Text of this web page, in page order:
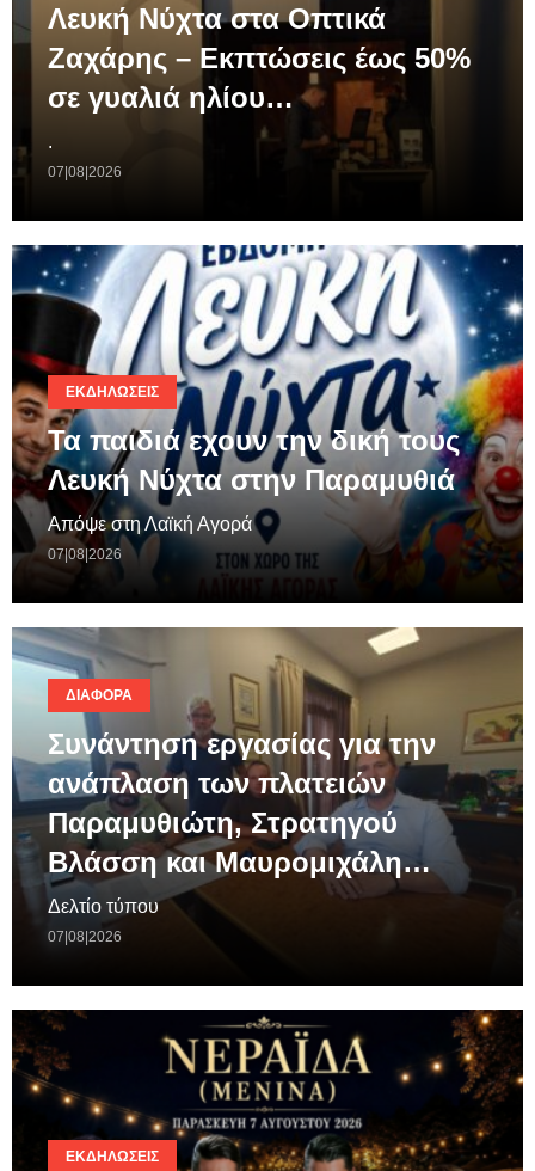
Λευκή Νύχτα στα Οπτικά
Ζαχάρης – Εκπτώσεις έως 50%
σε γυαλιά ηλίου…
.
07|08|2026
ΕΚΔΗΛΏΣΕΙΣ
Τα παιδιά εχουν την δική τους
Λευκή Νύχτα στην Παραμυθιά
Απόψε στη Λαϊκή Αγορά
07|08|2026
ΔΙΆΦΟΡΑ
Συνάντηση εργασίας για την
ανάπλαση των πλατειών
Παραμυθιώτη, Στρατηγού
Βλάσση και Μαυρομιχάλη…
Δελτίο τύπου
07|08|2026
ΕΚΔΗΛΏΣΕΙΣ